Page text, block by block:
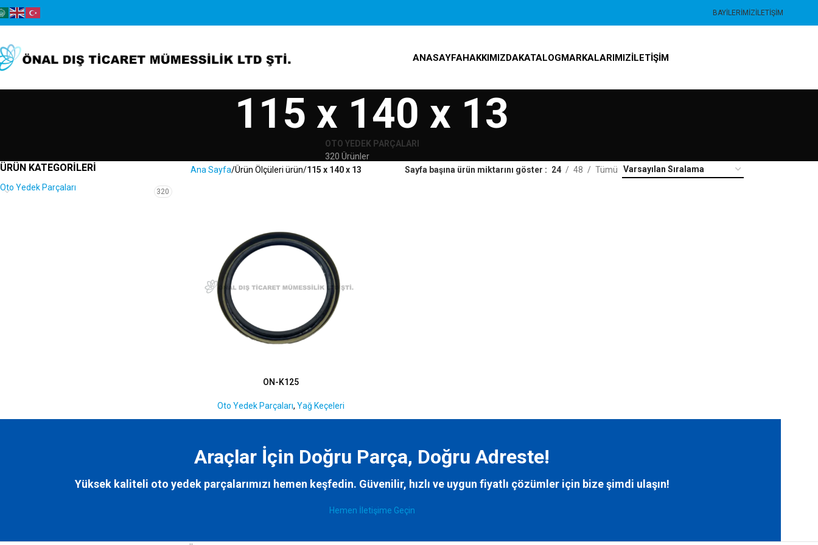
BAYILERIMIZİLETIŞIM
ANASAYFAHAKKIMIZDAKATALOGMARKALARIMIZİLETIŞIM
115 x 140 x 13
OTO YEDEK PARÇALARI
320 Ürünler
ÜRÜN KATEGORILERI
Oto Yedek Parçaları 320
Ana Sayfa Ürün Ölçüleri ürün 115 x 140 x 13 Sayfa başına ürün miktarını göster 24 48 Tümü
ON-K125
Oto Yedek Parçaları, Yağ Keçeleri
Araçlar İçin Doğru Parça, Doğru Adreste!
Yüksek kaliteli oto yedek parçalarımızı hemen keşfedin. Güvenilir, hızlı ve uygun fiyatlı çözümler için bizeşimdi ulaşın!
Hemen İletişime Geçin